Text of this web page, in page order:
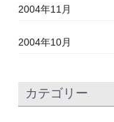
2004年11月
2004年10月
カテゴリー